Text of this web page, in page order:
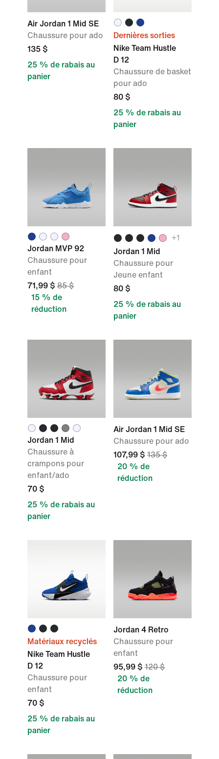
Air Jordan 1 Mid SE
Chaussure pour ado
135 $
25 % de rabais au
panier
Dernières sorties
Nike Team Hustle
D 12
Chaussure de basket
pour ado
80 $
25 % de rabais au
panier
Jordan MVP 92
Chaussure pour
enfant
71,99 $ 85 $
15 % de
réduction
+1
Jordan 1 Mid
Chaussure pour
Jeune enfant
80 $
25 % de rabais au
panier
Jordan 1 Mid
Chaussure à
crampons pour
enfant/ado
70 $
25 % de rabais au
panier
Air Jordan 1 Mid SE
Chaussure pour ado
107,99 $ 135 $
20 % de
réduction
Matériaux recyclés
Nike Team Hustle
D 12
Chaussure pour
enfant
70 $
25 % de rabais au
panier
Jordan 4 Retro
Chaussure pour
enfant
95,99 $ 120 $
20 % de
réduction